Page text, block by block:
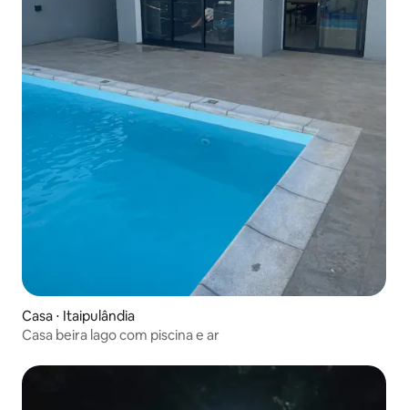
Casa ⋅ Itaipulândia
Casa beira lago com piscina e ar